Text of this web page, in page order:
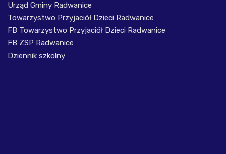
Urząd Gminy Radwanice
Towarzystwo Przyjaciół Dzieci Radwanice
FB Towarzystwo Przyjaciół Dzieci Radwanice
FB ZSP Radwanice
Dziennik szkolny